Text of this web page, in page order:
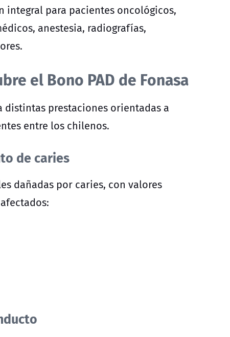
integral para pacientes oncológicos,
anestesia, radiografías,
el Bono PAD de Fonasa
distintas prestaciones orientadas a
entre los chilenos.
de caries
dañadas por caries, con valores